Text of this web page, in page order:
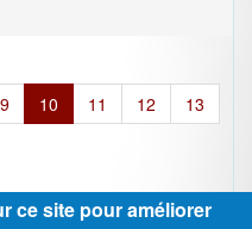
9 10 11 12
13
ce site pour améliorer